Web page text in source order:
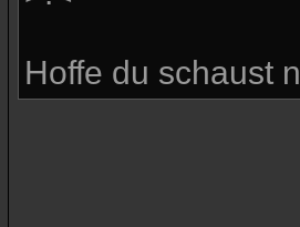
Hoffe du schaust